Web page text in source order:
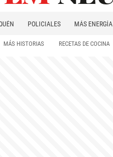
POLICIALES MÁS ENERGÍA
MÁS HISTORIAS RECETAS DE COCINA